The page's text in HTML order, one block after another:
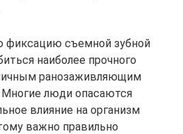
фиксацию съемной зубной
наиболее прочного
ранозаживляющим
люди опасаются
влияние на организм
важно правильно